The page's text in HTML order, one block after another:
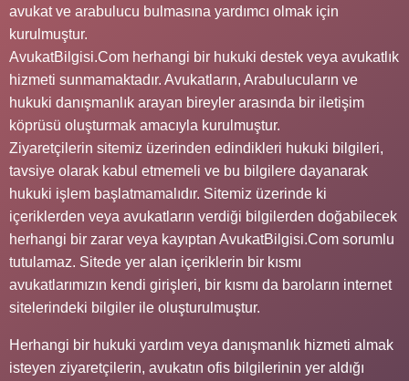
avukat ve arabulucu bulmasına yardımcı olmak için
kurulmuştur.
AvukatBilgisi.Com herhangi bir hukuki destek veya avukatlık
hizmeti sunmamaktadır. Avukatların, Arabulucuların ve
hukuki danışmanlık arayan bireyler arasında bir iletişim
köprüsü oluşturmak amacıyla kurulmuştur.
Ziyaretçilerin sitemiz üzerinden edindikleri hukuki bilgileri,
tavsiye olarak kabul etmemeli ve bu bilgilere dayanarak
hukuki işlem başlatmamalıdır. Sitemiz üzerinde ki
içeriklerden veya avukatların verdiği bilgilerden doğabilecek
herhangi bir zarar veya kayıptan AvukatBilgisi.Com sorumlu
tutulamaz. Sitede yer alan içeriklerin bir kısmı
avukatlarımızın kendi girişleri, bir kısmı da baroların internet
sitelerindeki bilgiler ile oluşturulmuştur.
Herhangi bir hukuki yardım veya danışmanlık hizmeti almak
isteyen ziyaretçilerin, avukatın ofis bilgilerinin yer aldığı